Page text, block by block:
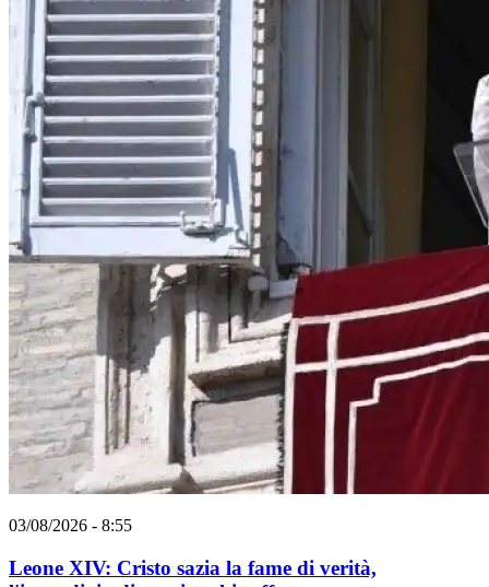
03/08/2026 - 8:55
Leone XIV: Cristo sazia la fame di verità,